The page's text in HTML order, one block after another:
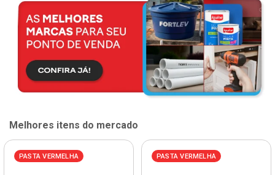
Melhores itens do mercado
PASTA VERMELHA PASTA VERMELHA